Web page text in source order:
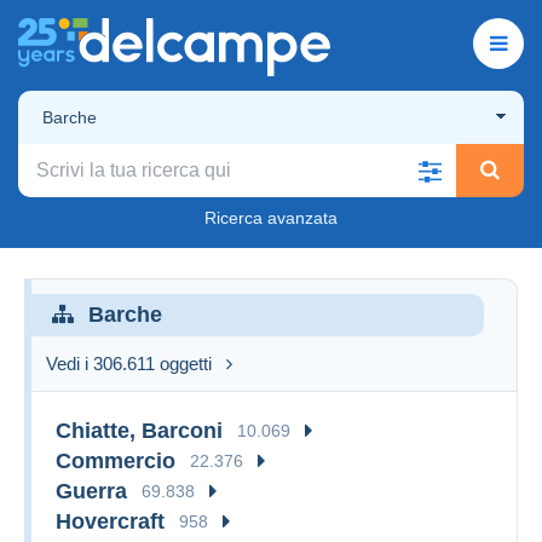
Barche
Ricerca avanzata
Barche
Vedi i 306.611 oggetti
Chiatte, Barconi 10.069
Commercio 22.376
Guerra 69.838
Hovercraft 958